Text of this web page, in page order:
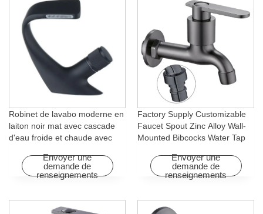
Robinet de lavabo moderne en
laiton noir mat avec cascade
d'eau froide et chaude avec
appartementsEnvoyer une
demande de
renseignements
Factory Supply Customizable
Faucet Spout Zinc Alloy Wall-
Mounted Bibcocks Water Tap
Envoyer une
demande de
renseignements